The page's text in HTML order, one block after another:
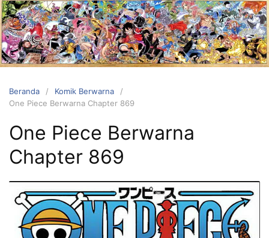
Langsung
ke
konten
Beranda
Komik Berwarna
One Piece Berwarna Chapter 869
One Piece Berwarna
Chapter 869